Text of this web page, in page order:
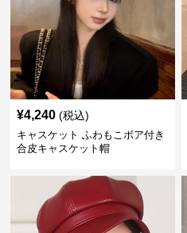
¥4,240 (税込)
キャスケット ふわもこボア付き
合皮キャスケット帽